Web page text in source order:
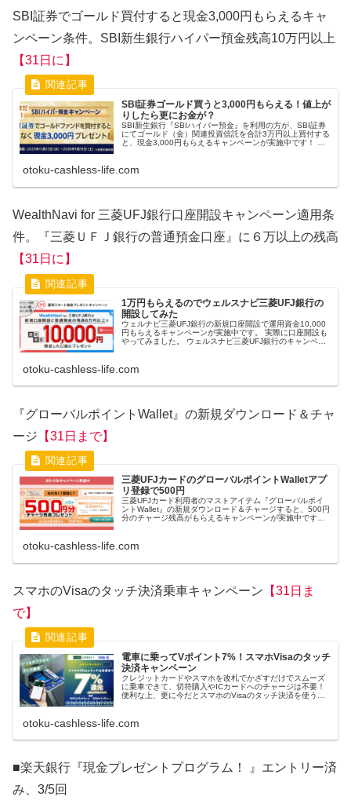
SBI証券でゴールド買付すると現金3,000円もらえるキャ
ンペーン条件。SBI新生銀行ハイパー預金残高10万円以上
【31日に】
SBI証券ゴールド買うと3,000円もらえる！値上が
りしたら更にお金が？
SBI新生銀行『SBIハイパー預金』を利用の方が、SBI証券
にてゴールド（金）関連投資信託を合計3万円以上買付する
と、現金3,000円もらえるキャンペーンが実施中です！ こ
otoku-cashless-life.com
WealthNavi for 三菱UFJ銀行口座開設キャンペーン適用条
件。『三菱ＵＦＪ銀行の普通預金口座』に６万以上の残高
【31日に】
1万円もらえるのでウェルスナビ三菱UFJ銀行の
開設してみた
ウェルナビ三菱UFJ銀行の新規口座開設で運用資金10,000
円もらえるキャンペーンが実施中です。 実際に口座開設も
やってみました。 ウェルスナビ三菱UFJ銀行のキャンペー
otoku-cashless-life.com
『グローバルポイントWallet』の新規ダウンロード＆チャ
ージ 【31日まで】
三菱UFJカードのグローバルポイントWalletアプ
リ登録で500円
三菱UFJカード利用者のマストアイテム『グローバルポイ
ントWallet』の新規ダウンロード＆チャージすると、500円
分のチャージ残高がもらえるキャンペーンが実施中です。
otoku-cashless-life.com
スマホのVisaのタッチ決済乗車キャンペーン 【31日ま
で】
電車に乗ってVポイント7%！スマホVisaのタッチ
決済キャンペーン
クレジットカードやスマホを改札でかざすだけでスムーズ
に乗車できて、切符購入やICカードへのチャージは不要！
便利な上、更に今だとスマホのVisaのタッチ決済を使うとV
otoku-cashless-life.com
■楽天銀行『現金プレゼントプログラム！ 』エントリー済
み、3/5回